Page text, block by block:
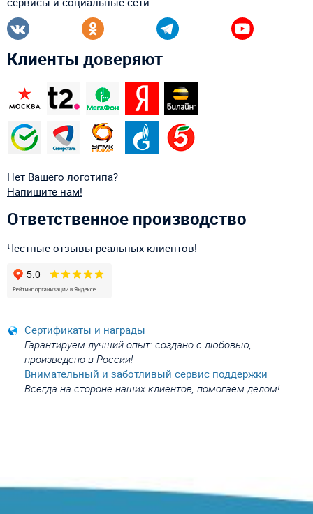
Клиенты доверяют
Нет Вашего логотипа?
Напишите нам!
Ответственное производство
Честные отзывы реальных клиентов!
Сертификаты и награды
Гарантируем лучший опыт: создано с любовью,
произведено в России!
Внимательный и заботливый сервис поддержки
Всегда на стороне наших клиентов, помогаем делом!